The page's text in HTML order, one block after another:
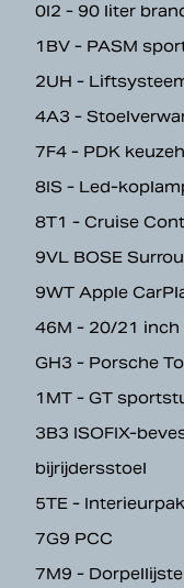
0I2 - 90 liter
1BV - PASM
2UH -
4A3 -
7F4 - PDK
8IS - Led-
8T1 - Cruise
9VL BOSE
9WT Apple
46M - 20/21 inch
GH3 - Porsche
1MT - GT
3B3 ISOFIX-
bijrijdersstoel
5TE -
7G9 PCC
7M9 -